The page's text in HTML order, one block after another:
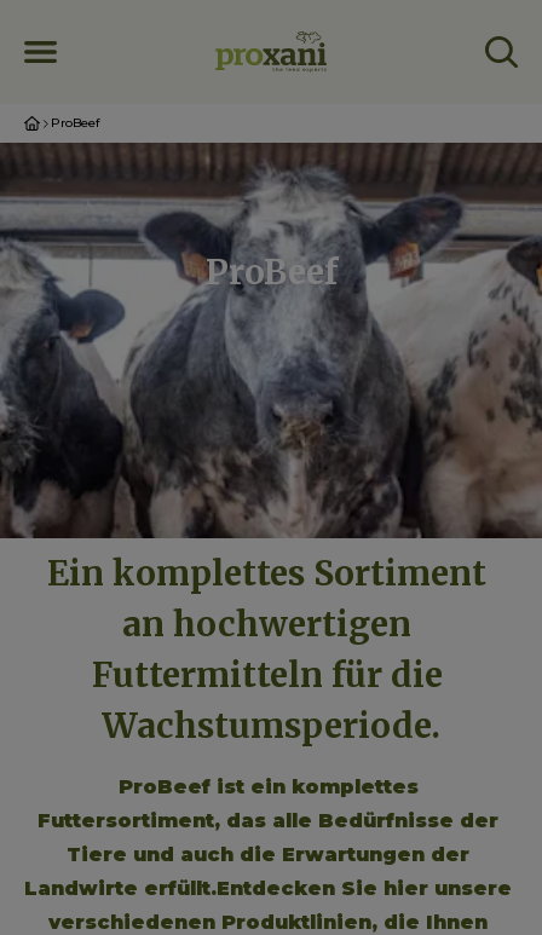
ProBeef
ProBeef
Ein komplettes Sortiment
an hochwertigen
Futtermitteln für die
Wachstumsperiode.
ProBeef ist ein komplettes
Futtersortiment, das alle Bedürfnisse der
Tiere und auch die Erwartungen der
Landwirte erfüllt.Entdecken Sie hier unsere
verschiedenen Produktlinien, die Ihnen